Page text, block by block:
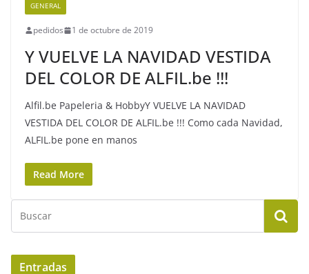
GENERAL
pedidos 1 de octubre de 2019
Y VUELVE LA NAVIDAD VESTIDA
DEL COLOR DE ALFIL.be !!!
Alfil.be Papeleria & HobbyY VUELVE LA NAVIDAD
VESTIDA DEL COLOR DE ALFIL.be !!! Como cada Navidad,
ALFIL.be pone en manos
Read More
Entradas